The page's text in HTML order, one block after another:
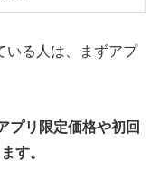
いる人は、まずアプ
プリ限定価格や初回
す。